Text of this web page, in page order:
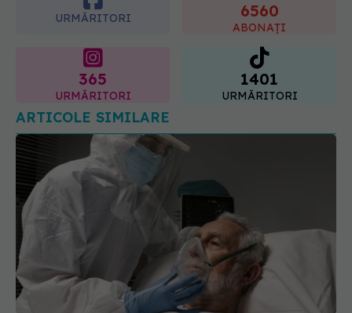
URMĂRITORI 6560
ABONAȚI
365
URMĂRITORI
1401
URMĂRITORI
ARTICOLE SIMILARE